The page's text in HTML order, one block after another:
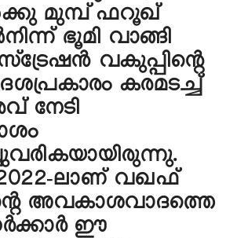
മുമ്പ് ഫറൂഖ്
ഭൂമി വാങ്ങി
വകുപ്പിന്റെ
കരമടച്ച്
നേടി
ലാണ് വഖഫ്
അവകാശവാദത്തെ
ഈ